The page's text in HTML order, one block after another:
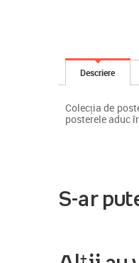
Descriere
Colecția de
posterele aduc
S-ar